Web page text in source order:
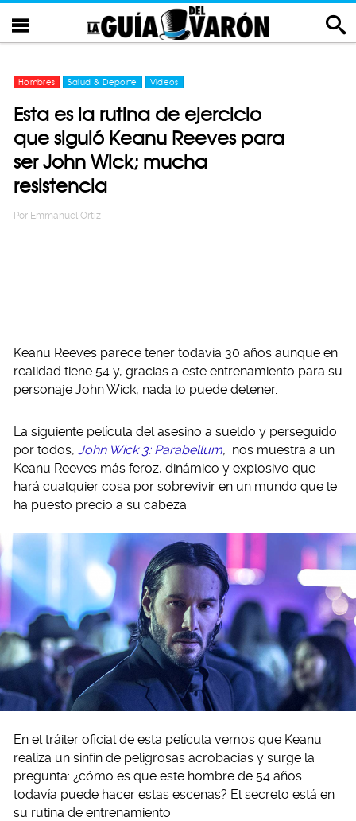
Hombres Salud & Deporte Videos
Esta es la rutina de ejercicio
que siguió Keanu Reeves para
ser John Wick; mucha
resistencia
Por Emmanuel Ortiz
Keanu Reeves parece tener todavía 30 años aunque en
realidad tiene 54 y, gracias a este entrenamiento para su
personaje John Wick, nada lo puede detener.
La siguiente película del asesino a sueldo y perseguido
por todos, John Wick 3: Parabellum, nos muestra a un
Keanu Reeves más feroz, dinámico y explosivo que
hará cualquier cosa por sobrevivir en un mundo que le
ha puesto precio a su cabeza.
En el tráiler oficial de esta película vemos que Keanu
realiza un sinfín de peligrosas acrobacias y surge la
pregunta: ¿cómo es que este hombre de 54 años
todavía puede hacer estas escenas? El secreto está en
su rutina de entrenamiento.